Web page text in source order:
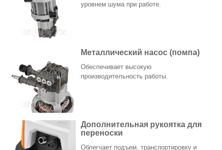
уровнем шума при работе.
Металлический насос (помпа)
Обеспечивает высокую
производительность работы.
Дополнительная рукоятка для
переноски
Облегчает подъем, транспортировку и